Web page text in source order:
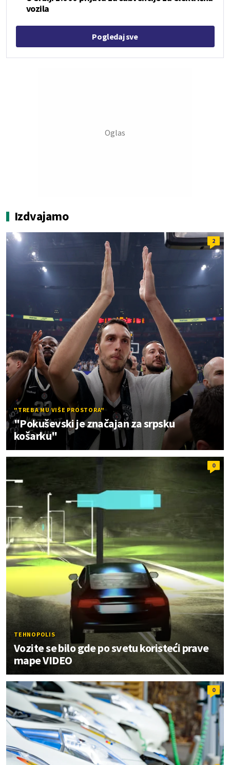
vozila
Pogledaj sve
Izdvajamo
2
"TREBA MU VIŠE PROSTORA"
"Pokuševski je značajan za srpsku
košarku"
0
TEHNOPOLIS
Vozite se bilo gde po svetu koristeći prave
mape VIDEO
0